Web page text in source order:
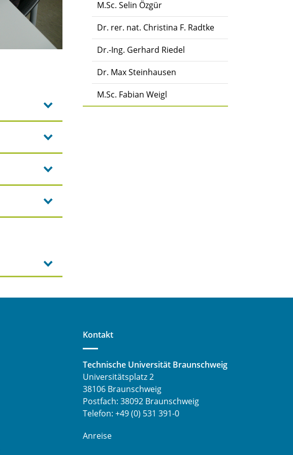
M.Sc. Selin Özgür
Dr. rer. nat. Christina F. Radtke
Dr.-Ing. Gerhard Riedel
Dr. Max Steinhausen
M.Sc. Fabian Weigl
Kontakt
Technische Universität Braunschweig
Universitätsplatz 2
38106 Braunschweig
Postfach: 38092 Braunschweig
Telefon: +49 (0) 531 391-0
Anreise